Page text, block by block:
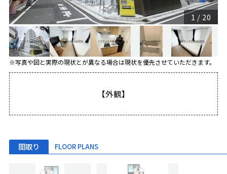
1 / 20
※写真や図と実際の現状とが異なる場合は現状を優先させていただきます。
【外観】
間取り FLOOR PLANS